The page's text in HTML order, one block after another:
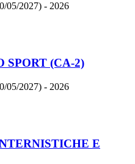
05/2027) - 2026
SPORT (CA-2)
05/2027) - 2026
E